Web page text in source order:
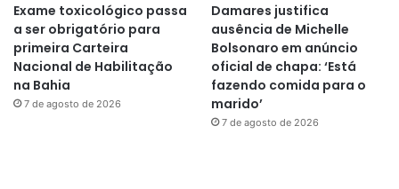
Exame toxicológico passa
a ser obrigatório para
primeira Carteira
Nacional de Habilitação
na Bahia
7 de agosto de 2026
Damares justifica
ausência de Michelle
Bolsonaro em anúncio
oficial de chapa: ‘Está
fazendo comida para o
marido’
7 de agosto de 2026